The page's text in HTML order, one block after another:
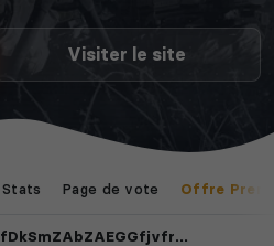
Visiter le site
Stats Page de vote Offre
fDkSmZAbZAEGGfjvfrBDAVCS